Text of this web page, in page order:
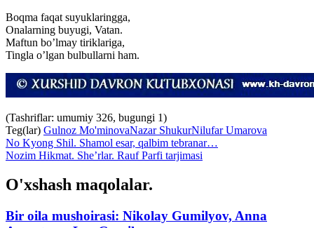
Boqma faqat suyuklaringga,
Onalarning buyugi, Vatan.
Maftun bo’lmay tiriklariga,
Tingla o’lgan bulbullarni ham.
(Tashriflar: umumiy 326, bugungi 1)
Teg(lar) Gulnoz Mo'minovaNazar ShukurNilufar Umarova
No Kyong Shil. Shamol esar, qalbim tebranar…
Nozim Hikmat. She’rlar. Rauf Parfi tarjimasi
O'xshash maqolalar.
Bir oila mushoirasi: Nikolay Gumilyov, Anna